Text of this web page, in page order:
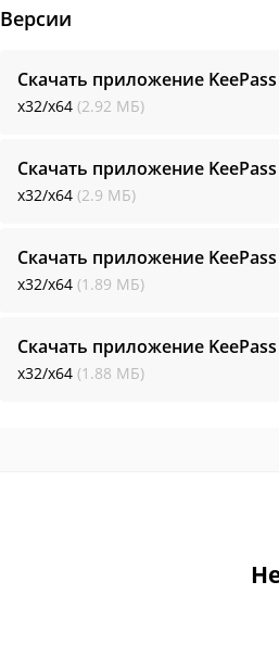
Версии
Скачать приложение
x32/x64 (2.92 МБ)
Скачать приложение
x32/x64 (2.9 МБ)
Скачать приложение
x32/x64 (1.89 МБ)
Скачать приложение
x32/x64 (1.88 МБ)